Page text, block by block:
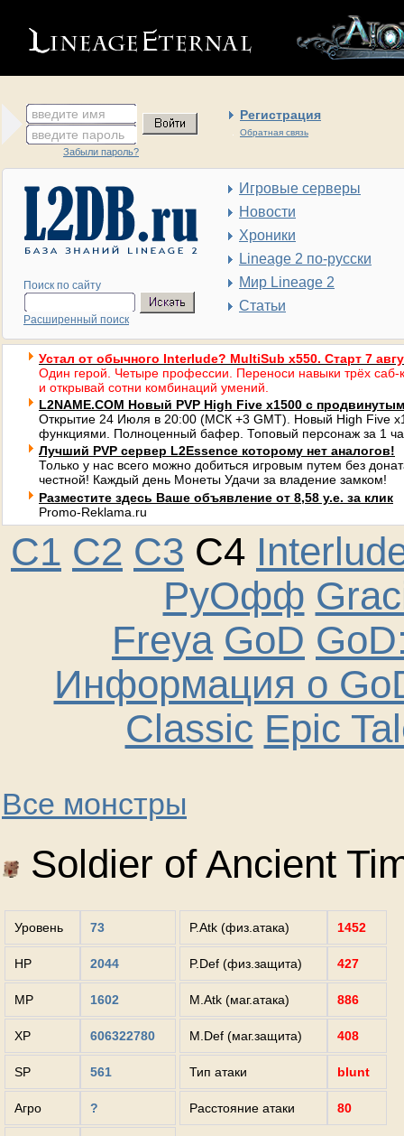
введите имя Регистрация
Обратная связь
введите пароль
Забыли пароль?
Поиск по сайту
Расширенный поиск
Игровые серверы
Новости
Хроники
Lineage 2 по-русски
Мир Lineage 2
Статьи
Устал от обычного Interlude? MultiSub x550. Старт 7
Один герой. Четыре профессии. Переноси навыки трёх саб-
и открывай сотни комбинаций умений.
L2NAME.COM Новый PVP High Five x1500 с
Открытие 24 Июля в 20:00 (МСК +3 GMT). Новый High Five
функциями. Полноценный бафер. Топовый персонаж за 1
Лучший PVP сервер L2Essence которому нет аналогов!
Только у нас всего можно добиться игровым путем без
честной! Каждый день Монеты Удачи за владение замком!
Разместите здесь Ваше объявление от 8,58 у.е. за клик
Promo-Reklama.ru
C1 C2 C3 C4
РуОфф
Freya GoD
Информация о
Classic Epic
Все монстры
Soldier of Ancient
Уровень 73
HP 2044
MP 1602
XP 606322780
SP 561
Агро ?
P.Atk (физ.атака) 1452
P.Def (физ.защита) 427
M.Atk (маг.атака) 886
M.Def (маг.защита) 408
Тип атаки blunt
Расстояние атаки 80